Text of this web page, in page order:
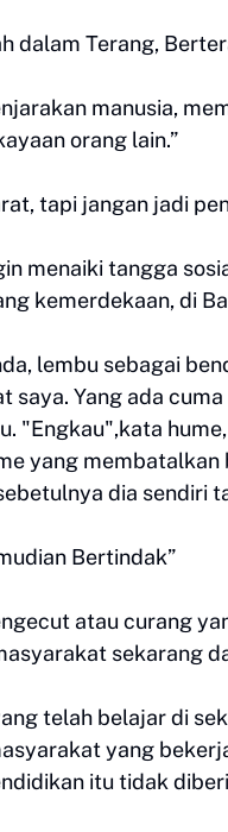
dalam Terang,
manusia,
orang lain.”
tapi jangan jadi
menaiki tangga
kemerdekaan, di
lembu sebagai
saya. Yang ada
"Engkau",kata
yang
dia sendiri
Bertindak”
atau curang
sekarang
telah belajar di
yang
itu tidak